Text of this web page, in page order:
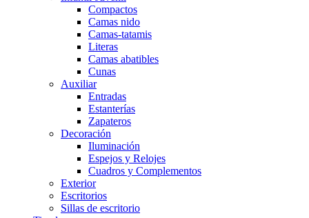
Compactos
Camas nido
Camas-tatamis
Literas
Camas abatibles
Cunas
Auxiliar
Entradas
Estanterías
Zapateros
Decoración
Iluminación
Espejos y Relojes
Cuadros y Complementos
Exterior
Escritorios
Sillas de escritorio